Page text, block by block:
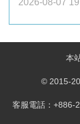
2026-08-07
本
© 2015-
客服電話：+886-